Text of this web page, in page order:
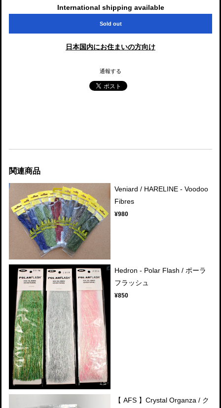
International shipping available
Sold out
日本国内にお住まいの方向け
通報する
関連商品
Veniard / HARELINE - Voodoo
Fibres
¥980
Hedron - Polar Flash / ポーラ
フラッシュ
¥850
【 AFS 】Crystal Organza / ク